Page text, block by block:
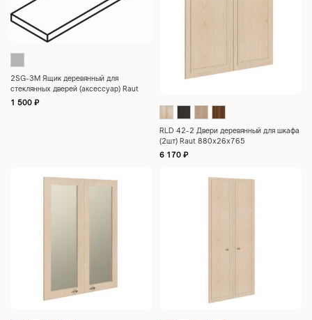
2SG-3M Ящик деревянный для
стеклянных дверей (аксессуар) Raut
1030х400х40
1 500 ₽
RLD 42-2 Двери деревянный для шкафа
(2шт) Raut 880х26х765
6 170 ₽